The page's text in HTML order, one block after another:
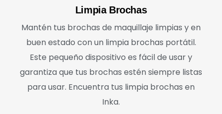
Limpia Brochas
Mantén tus brochas de maquillaje limpias y en
buen estado con un limpia brochas portátil.
Este pequeño dispositivo es fácil de usar y
garantiza que tus brochas estén siempre listas
para usar. Encuentra tus limpia brochas en
Inka.